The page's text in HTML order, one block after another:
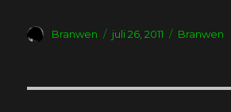
Auteur
Branwen
Geplaatst
juli 26, 2011 Tags
Branwen